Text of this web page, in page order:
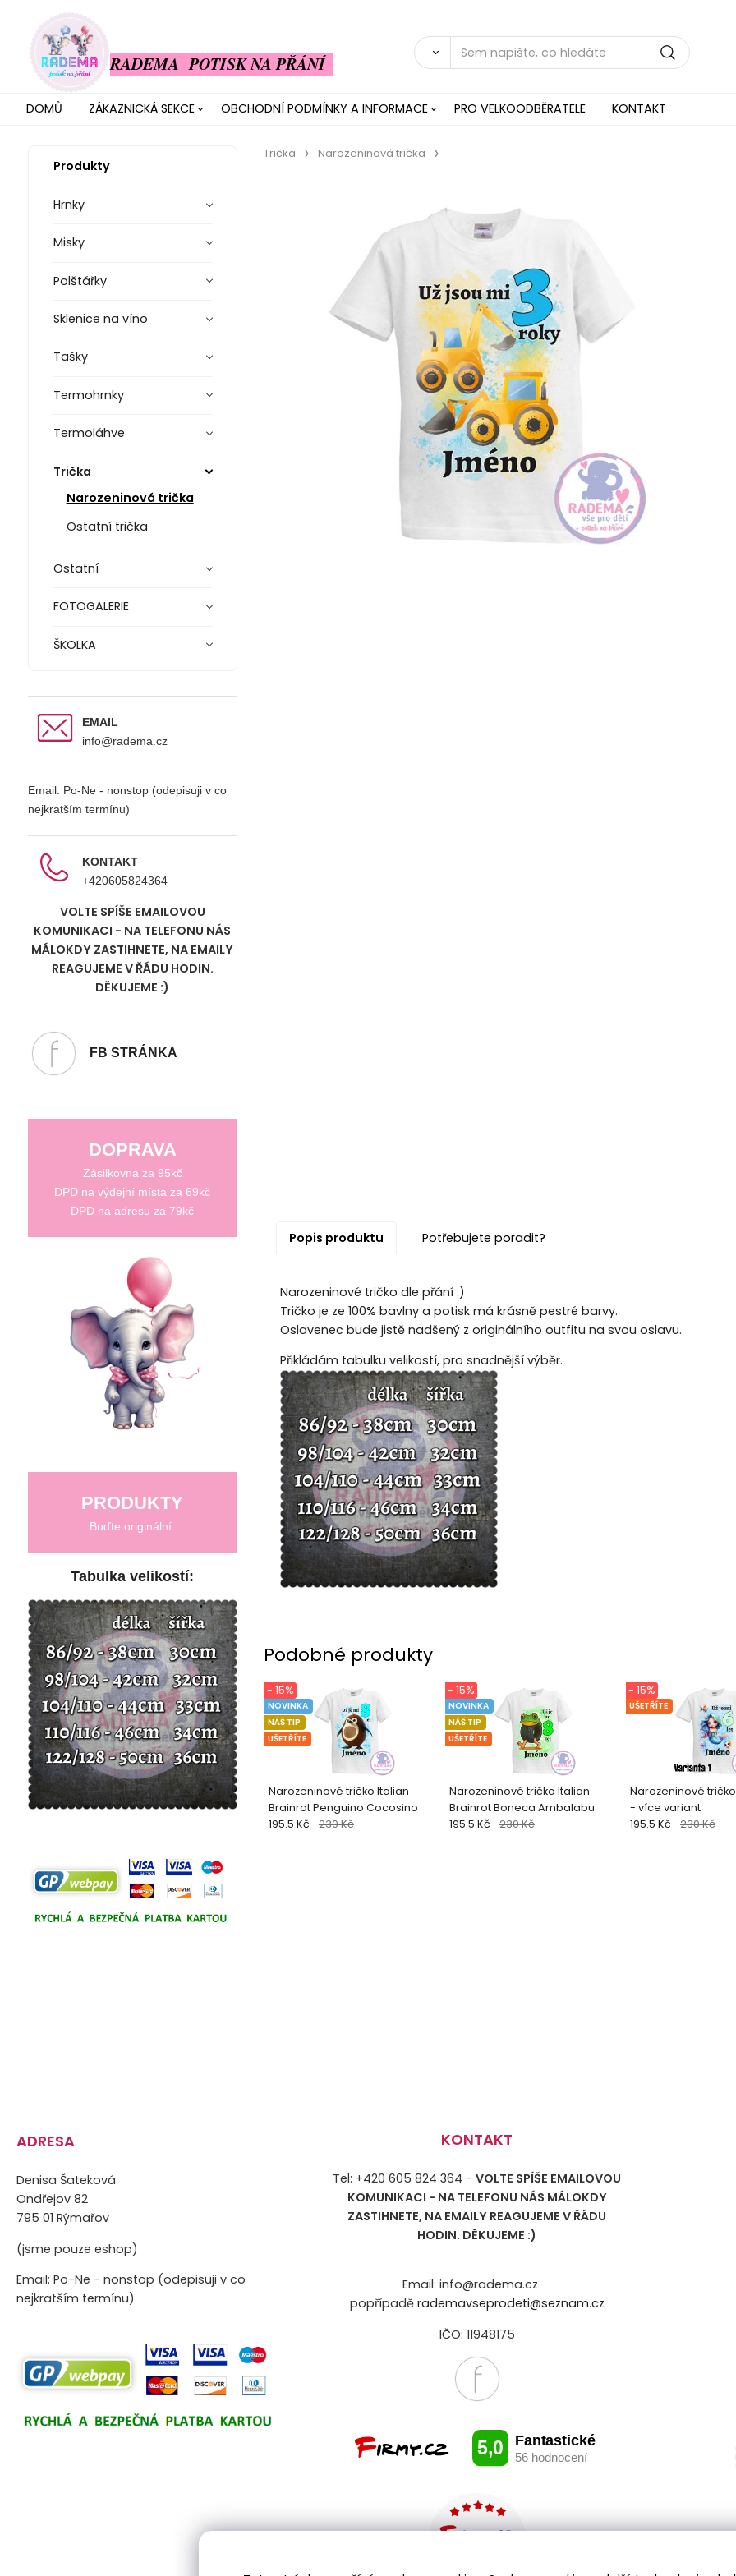
RADEMA POTISK NA PŘÁNÍ
DOMŮ ZÁKAZNICKÁ SEKCE OBCHODNÍ PODMÍNKY A INFORMACE PRO VELKOODBĚRATELE KONTAKT
Produkty
Hrnky
Misky
Polštářky
Sklenice na víno
Tašky
Termohrnky
Termoláhve
Trička
Narozeninová trička
Ostatní trička
Ostatní
FOTOGALERIE
ŠKOLKA
EMAIL
info@radema.cz
Email: Po-Ne - nonstop (odepisuji v co
nejkratším termínu)
KONTAKT
+420605824364
VOLTE SPÍŠE EMAILOVOU
KOMUNIKACI - NA TELEFONU NÁS
MÁLOKDY ZASTIHNETE, NA EMAILY
REAGUJEME V ŘÁDU HODIN.
DĚKUJEME :)
FB STRÁNKA
DOPRAVA
Zásilkovna za 95kč
DPD na výdejní místa za 69kč
DPD na adresu za 79kč
PRODUKTY
Buďte originální.
Tabulka velikostí:
Trička Narozeninová trička
Popis produktu Potřebujete poradit?
Narozeninové tričko dle přání :)
Tričko je ze 100% bavlny a potisk má krásně pestré barvy.
Oslavenec bude jistě nadšený z originálního outfitu na svou oslavu.
Přikládám tabulku velikostí, pro snadnější výběr.
Podobné produkty
Narozeninové tričko Italian
Brainrot Penguino Cocosino
NOVINKA
NÁŠ TIP
UŠETŘÍTE
- 15%
195.5 Kč 230 Kč
Narozeninové tričko Italian
Brainrot Boneca Ambalabu
NOVINKA
NÁŠ TIP
UŠETŘÍTE
- 15%
195.5 Kč 230 Kč
Narozeninové
- více variant
UŠETŘÍTE
- 15%
195.5 Kč 230 Kč
ADRESA
Denisa Šateková
Ondřejov 82
795 01 Rýmařov
(jsme pouze eshop)
Email: Po-Ne - nonstop (odepisuji v co
nejkratším termínu)
KONTAKT
Tel: +420 605 824 364 -VOLTE SPÍŠE EMAILOVOU
KOMUNIKACI - NA TELEFONU NÁS MÁLOKDY
ZASTIHNETE, NA EMAILY REAGUJEME V ŘÁDU
HODIN. DĚKUJEME :)
Email: info@radema.cz
popřípadě rademavseprodeti@seznam.cz
IČO: 11948175